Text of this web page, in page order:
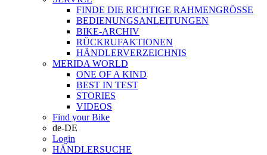
FINDE DIE RICHTIGE RAHMENGRÖSSE
BEDIENUNGSANLEITUNGEN
BIKE-ARCHIV
RÜCKRUFAKTIONEN
HÄNDLERVERZEICHNIS
MERIDA WORLD
ONE OF A KIND
BEST IN TEST
STORIES
VIDEOS
Find your Bike
de-DE
Login
HÄNDLERSUCHE